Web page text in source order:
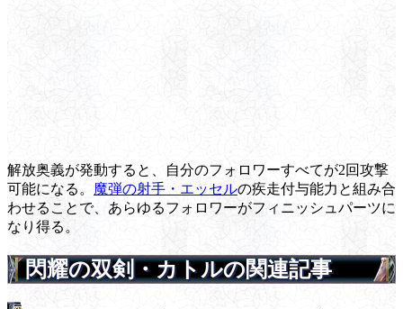
解放奥義が発動すると、自分のフォロワーすべてが2回攻撃
可能になる。 魔弾の射手・エッセルの疾走付与能力と組み合
わせることで、あらゆるフォロワーがフィニッシュパーツに
なり得る。
閃耀の双剣・カトルの関連記事